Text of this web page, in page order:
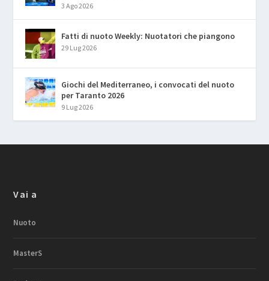
3 Ago 2026
Fatti di nuoto Weekly: Nuotatori che piangono
29 Lug 2026
Giochi del Mediterraneo, i convocati del nuoto
per Taranto 2026
9 Lug 2026
Vai a
Nuoto
MasterS